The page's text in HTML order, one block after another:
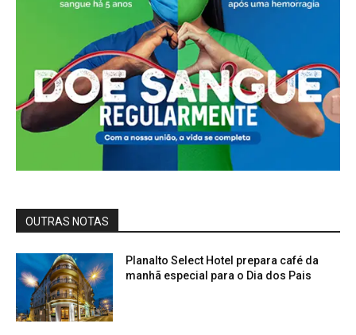
OUTRAS NOTAS
Planalto Select Hotel prepara café da
manhã especial para o Dia dos Pais